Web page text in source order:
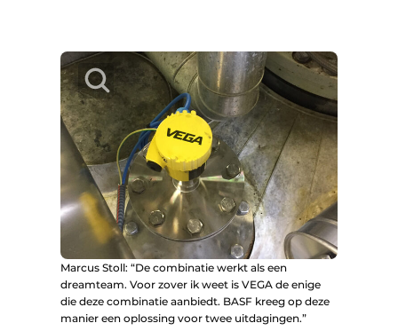
Marcus Stoll: “De combinatie werkt als een
dreamteam. Voor zover ik weet is VEGA de enige
die deze combinatie aanbiedt. BASF kreeg op deze
manier een oplossing voor twee uitdagingen.”